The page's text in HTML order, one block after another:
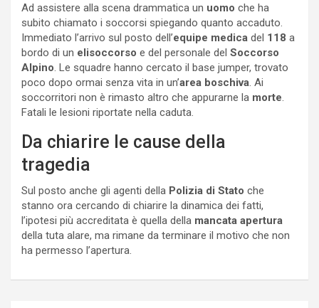
Ad assistere alla scena drammatica un uomo che ha
subito chiamato i soccorsi spiegando quanto accaduto.
Immediato l’arrivo sul posto dell’equipe medica del 118 a
bordo di un elisoccorso e del personale del Soccorso
Alpino. Le squadre hanno cercato il base jumper, trovato
poco dopo ormai senza vita in un’area boschiva. Ai
soccorritori non è rimasto altro che appurarne la morte.
Fatali le lesioni riportate nella caduta.
Da chiarire le cause della
tragedia
Sul posto anche gli agenti della Polizia di Stato che
stanno ora cercando di chiarire la dinamica dei fatti,
l’ipotesi più accreditata è quella della mancata apertura
della tuta alare, ma rimane da terminare il motivo che non
ha permesso l’apertura.